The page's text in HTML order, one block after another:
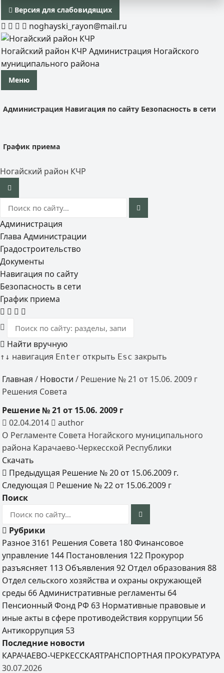
Версия для слабовидящих
noghayski_rayon@mail.ru
Ногайский район КЧР Администрация Ногайского
муниципального района
Меню
Администрация Навигация по сайту Безопасность в сети
График приема
Ногайский район КЧР
Администрация
Глава Администрации
Градостроительство
Документы
Навигация по сайту
Безопасность в сети
График приема
Найти вручную
↑ ↓ навигация Enter открыть Esc закрыть
Главная / Новости / Решение № 21 от 15.06. 2009 г
Решения Совета
Решение № 21 от 15.06. 2009 г
02.04.2014
author
О Регламенте Совета Ногайского муниципального
района Карачаево-Черкесской Республики
Скачать
Предыдущая Решение № 20 от 15.06.2009 г.
Следующая
Решение № 22 от 15.06.2009 г
Поиск
Рубрики
Разное3161 Решения Совета 180 Финансовое
управление 144 Постановления 122 Прокурор
разъясняет 113 Объявления92 Отдел образования88
Отдел сельского хозяйства и охраны окружающей
среды 66 Административные регламенты 64
Пенсионный Фонд РФ 63 Нормативные правовые и
иные акты в сфере противодействия коррупции 56
Антикоррупция 53
Последние новости
КАРАЧАЕВО-ЧЕРКЕССКАЯТРАНСПОРТНАЯ ПРОКУРАТУРА
30.07.2026